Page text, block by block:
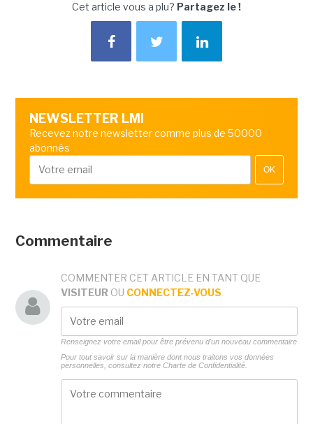
Cet article vous a plu? Partagez le !
NEWSLETTER LMI
Recevez notre newsletter comme plus de 50000
abonnés
OK
Commentaire
COMMENTER CET ARTICLE EN TANT QUE
VISITEUR OU CONNECTEZ-VOUS
Renseignez votre email pour être prévenu d'un nouveau commentaire
Pour tout savoir sur la manière dont nous traitons vos données
personnelles, consultez notre Charte de Confidentialité.